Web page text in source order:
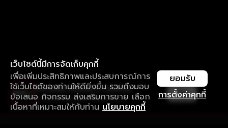
เว็บไซต์นี้มีการจัดเก็บคุกกี้
เพื่อเพิ่มประสิทธิภาพและประสบการณ์การ
ใช้เว็บไซต์ของท่านให้ดียิ่งขึ้น รวมถึงมอบ
ข้อเสนอ กิจกรรม ส่งเสริมการขาย เลือก
เนื้อหาที่เหมาะสมให้กับท่าน นโยบายคุกกี้
การตั้งค่าคุกกี้
ยอมรับ
ใช้งานแอป ลื่นไหลกว่า ไม่มีสะดุด
ดาวน์โหลดแอปเพื่อการรับชมที่ดีกว่า เปิด